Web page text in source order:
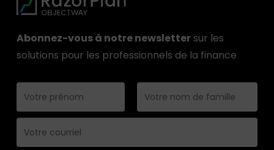
Abonnez-vous à notre newslettersur les
solutions pour les professionnels de la finance